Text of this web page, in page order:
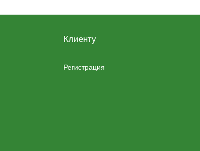
Клиенту
Регистрация